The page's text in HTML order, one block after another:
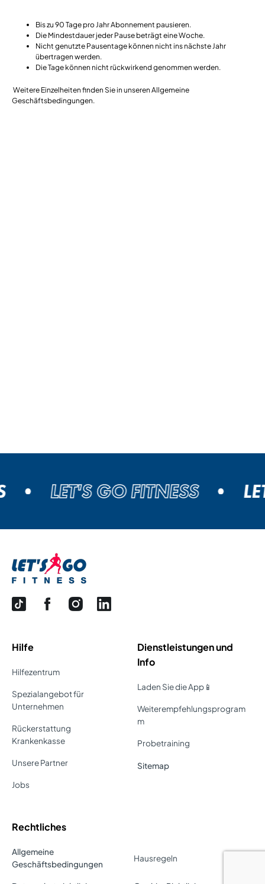
Bis zu 90 Tage pro Jahr Abonnement pausieren.
Die Mindestdauer jeder Pause beträgt eine Woche.
Nicht genutzte Pausentage können nicht ins nächste Jahr
übertragen werden.
Die Tage können nicht rückwirkend genommen werden.
Weitere Einzelheiten finden Sie in unseren Allgemeine
Geschäftsbedingungen.
LET'S GO FITNESS
Hilfe
Hilfezentrum
Spezialangebot für
Unternehmen
Rückerstattung
Krankenkasse
Unsere Partner
Jobs
Dienstleistungen und
Info
Laden Sie die App📱
Weiterempfehlungsprogram
m
Probetraining
Sitemap
Rechtliches
Allgemeine
Geschäftsbedingungen
Hausregeln